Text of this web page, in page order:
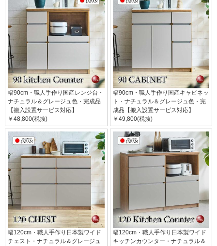
幅90cm・職人手作り国産レンジ台・
ナチュラル＆グレージュ色・完成品
【搬入設置サービス対応】
￥48,800(税抜)
幅90cm・職人手作り国産キャビネッ
ト・ナチュラル＆グレージュ色・完
成品【搬入設置サービス対応】
￥49,800(税抜)
幅120cm・職人手作り日本製ワイド
チェスト・ナチュラル＆グレージュ
幅120cm・職人手作り日本製ワイド
キッチンカウンター・ナチュラル＆